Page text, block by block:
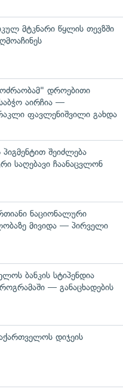
მტკნარი წყლის თევზში
დროებითი
აირჩია —
ფავლენიშვილი გახდა
შეიძლება
საღებავი ჩაანაცვლონ
ნაციონალური
მივიდა — პირველი
ბანკის სტიპენდია
— განაცხადების
დიჯეის